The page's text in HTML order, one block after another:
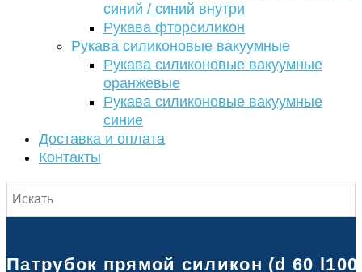
синий / синий внутри
Рукава фторсиликон
Рукава силиконовые вакуумные
Рукава силиконовые вакуумные
оранжевые
Рукава силиконовые вакуумные
синие
Доставка и оплата
Контакты
Патрубок прямой силикон (d 60